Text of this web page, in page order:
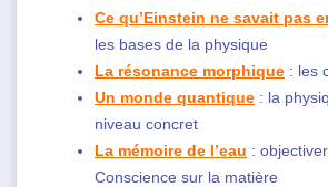
Ce qu’Einstein ne savait pas
les bases de la physique
La résonance morphique : les
Un monde quantique : la
niveau concret
La mémoire de l’eau :
Conscience sur la matière